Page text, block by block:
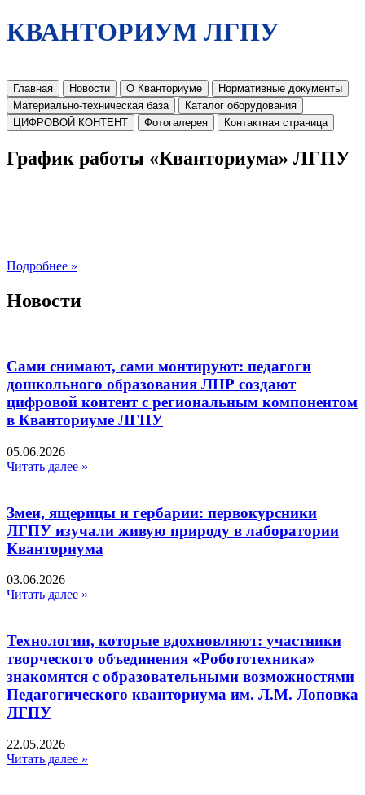
КВАНТОРИУМ ЛГПУ
Главная Новости О Кванториуме
Нормативные документы
Материально-техническая база
Каталог оборудования
ЦИФРОВОЙ КОНТЕНТ
Фотогалерея Контактная страница
График работы «Кванториума» ЛГПУ
Подробнее »
Новости
Сами снимают, сами монтируют: педагоги
дошкольного образования ЛНР создают
цифровой контент с региональным компонентом
в Кванториуме ЛГПУ​
05.06.2026
Читать далее »
Змеи, ящерицы и гербарии: первокурсники
ЛГПУ изучали живую природу в лаборатории
Кванториума
03.06.2026
Читать далее »
Технологии, которые вдохновляют: участники
творческого объединения «Робототехника»
знакомятся с образовательными возможностями
Педагогического кванториума им. Л.М. Лоповка
ЛГПУ
22.05.2026
Читать далее »